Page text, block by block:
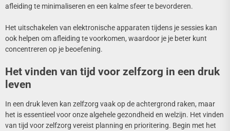
afleiding te minimaliseren en een kalme sfeer te bevorderen.
Het uitschakelen van elektronische apparaten tijdens je sessies kan
ook helpen om afleiding te voorkomen, waardoor je je beter kunt
concentreren op je beoefening.
Het vinden van tijd voor zelfzorg in een druk
leven
In een druk leven kan zelfzorg vaak op de achtergrond raken, maar
het is essentieel voor onze algehele gezondheid en welzijn. Het vinden
van tijd voor zelfzorg vereist planning en prioritering. Begin met het